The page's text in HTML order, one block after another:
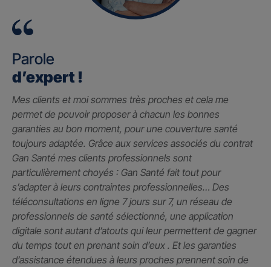
Parole
d’expert !
Mes clients et moi sommes très proches et cela me
permet de pouvoir proposer à chacun les bonnes
garanties au bon moment, pour une couverture santé
toujours adaptée. Grâce aux services associés du contrat
Gan Santé mes clients professionnels sont
particulièrement choyés : Gan Santé fait tout pour
s’adapter à leurs contraintes professionnelles… Des
téléconsultations en ligne 7 jours sur 7, un réseau de
professionnels de santé sélectionné, une application
digitale sont autant d’atouts qui leur permettent de gagner
du temps tout en prenant soin d’eux . Et les garanties
d’assistance étendues à leurs proches prennent soin de